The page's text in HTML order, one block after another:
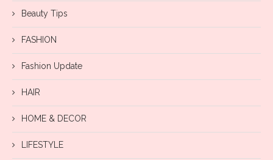
Beauty Tips
FASHION
Fashion Update
HAIR
HOME & DECOR
LIFESTYLE